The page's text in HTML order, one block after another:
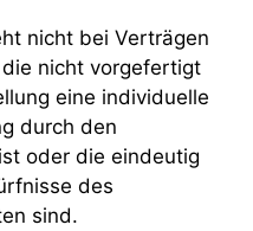
nicht bei Verträgen
nicht vorgefertigt
eine individuelle
durch den
oder die eindeutig
des
sind.